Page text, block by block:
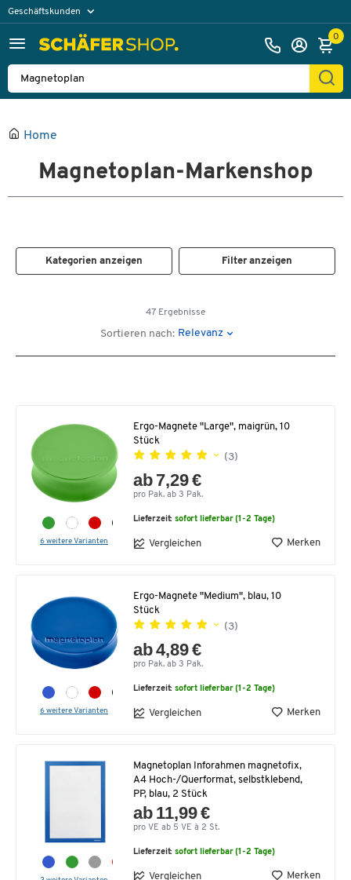
Geschäftskunden
0
Home
Magnetoplan-Markenshop
Kategorien anzeigen Filter anzeigen
47 Ergebnisse
Sortieren nach: Relevanz
6 weitere Varianten
Ergo-Magnete "Large", maigrün, 10
Stück
(3)
ab 7,29 €
pro Pak. ab 3 Pak.
Lieferzeit:sofort lieferbar (1-2 Tage)
Vergleichen Merken
6 weitere Varianten
Ergo-Magnete "Medium", blau, 10
Stück
(3)
ab 4,89 €
pro Pak. ab 3 Pak.
Lieferzeit:sofort lieferbar (1-2 Tage)
Vergleichen Merken
Magnetoplan Inforahmen magnetofix,
A4 Hoch-/Querformat, selbstklebend,
PP, blau, 2 Stück
ab 11,99 €
pro VE ab 5 VE à 2 St.
Lieferzeit:sofort lieferbar (1-2 Tage)
Vergleichen Merken